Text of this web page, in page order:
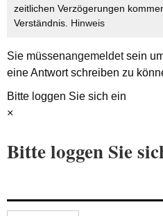
zeitlichen Verzögerungen
Verständnis. Hinweis
Sie müssenangemeldetsein
eine Antwort schreiben zu
Bitte loggen Sie sich ein
×
Bitte loggen Sie